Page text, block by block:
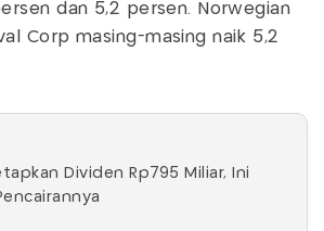
dan 5,2 persen. Norwegian
Corp masing-masing naik 5,2
Dividen Rp795 Miliar, Ini